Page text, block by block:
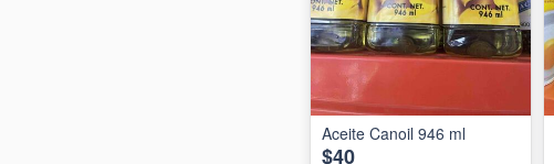
Aceite Canoil 946 ml
$40